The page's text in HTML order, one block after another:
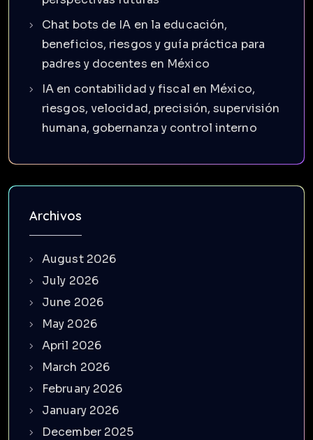
Chat bots de IA en la educación,
beneficios, riesgos y guía práctica para
padres y docentes en México
IA en contabilidad y fiscal en México,
riesgos, velocidad, precisión, supervisión
humana, gobernanza y control interno
Archivos
August 2026
July 2026
June 2026
May 2026
April 2026
March 2026
February 2026
January 2026
December 2025